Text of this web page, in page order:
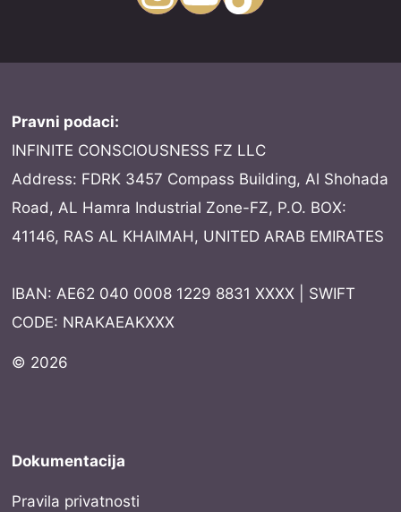
Pravni podaci:
INFINITE CONSCIOUSNESS FZ LLC
Address: FDRK 3457 Compass Building, Al Shohada
Road, AL Hamra Industrial Zone-FZ, P.O. BOX:
41146, RAS AL KHAIMAH, UNITED ARAB EMIRATES
IBAN: AE62 040 0008 1229 8831 XXXX | SWIFT
CODE: NRAKAEAKXXX
© 2026
Dokumentacija
Pravila privatnosti